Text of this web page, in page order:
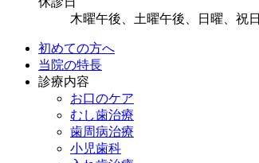
木曜午後、土曜午後、日曜、祝日
初めての方へ
当院の特長
診療内容
お口のケア
むし歯治療
歯周病治療
小児歯科